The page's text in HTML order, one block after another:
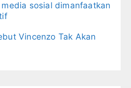
sosial dimanfaatkan
Vincenzo Tak Akan